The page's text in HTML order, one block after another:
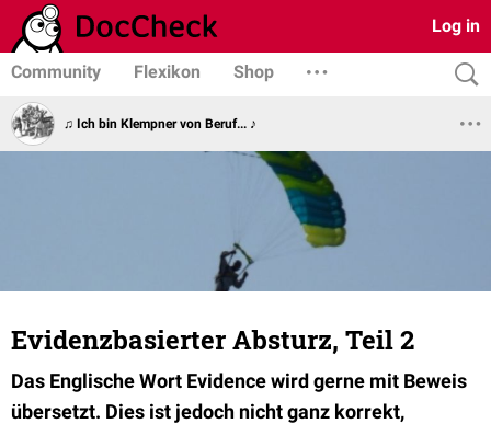
Log in
Community Flexikon Shop
♫ Ich bin Klempner von Beruf... ♪
Evidenzbasierter Absturz, Teil 2
Das Englische Wort Evidence wird gerne mit Beweis
übersetzt. Dies ist jedoch nicht ganz korrekt,